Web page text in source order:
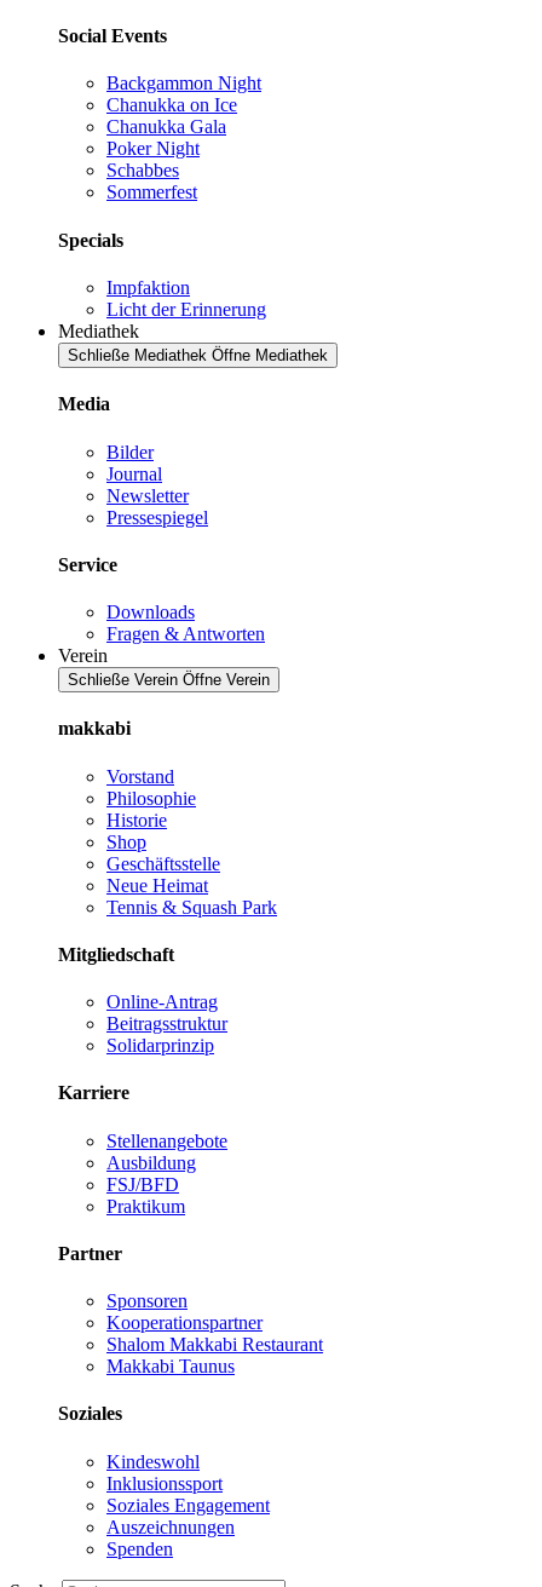
Social Events
Backgammon Night
Chanukka on Ice
Chanukka Gala
Poker Night
Schabbes
Sommerfest
Specials
Impfaktion
Licht der Erinnerung
Mediathek
Schließe Mediathek Öffne Mediathek
Media
Bilder
Journal
Newsletter
Pressespiegel
Service
Downloads
Fragen & Antworten
Verein
Schließe Verein Öffne Verein
makkabi
Vorstand
Philosophie
Historie
Shop
Geschäftsstelle
Neue Heimat
Tennis & Squash Park
Mitgliedschaft
Online-Antrag
Beitragsstruktur
Solidarprinzip
Karriere
Stellenangebote
Ausbildung
FSJ/BFD
Praktikum
Partner
Sponsoren
Kooperationspartner
Shalom Makkabi Restaurant
Makkabi Taunus
Soziales
Kindeswohl
Inklusionssport
Soziales Engagement
Auszeichnungen
Spenden